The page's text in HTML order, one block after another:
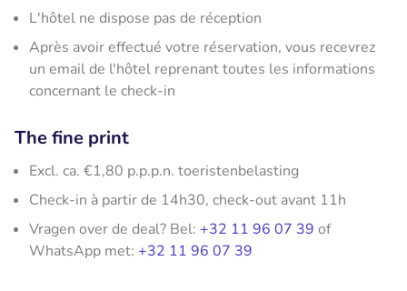
L'hôtel ne dispose pas de réception
Après avoir effectué votre réservation, vous recevrez
un email de l'hôtel reprenant toutes les informations
concernant le check-in
The fine print
Excl. ca. €1,80 p.p.p.n. toeristenbelasting
Check-in à partir de 14h30, check-out avant 11h
Vragen over de deal? Bel: +32 11 96 07 39 of
WhatsApp met: +32 11 96 07 39